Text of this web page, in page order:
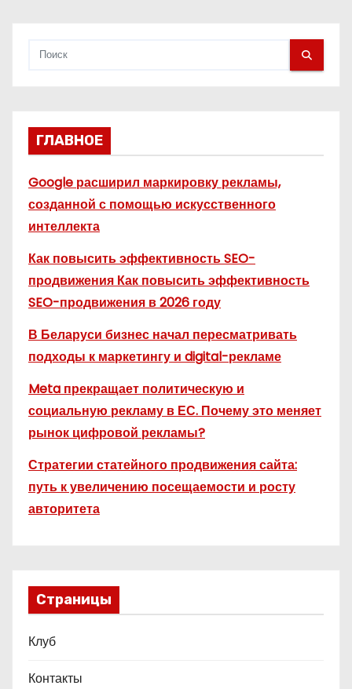
ГЛАВНОЕ
Google расширил маркировку рекламы,
созданной с помощью искусственного
интеллекта
Как повысить эффективность SEO-
продвижения Как повысить эффективность
SEO-продвижения в 2026 году
В Беларуси бизнес начал пересматривать
подходы к маркетингу и digital-рекламе
Meta прекращает политическую и
социальную рекламу в ЕС. Почему это меняет
рынок цифровой рекламы?
Стратегии статейного продвижения сайта:
путь к увеличению посещаемости и росту
авторитета
Страницы
Клуб
Контакты